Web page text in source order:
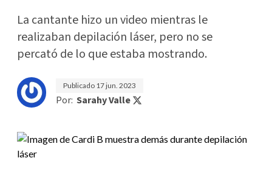
La cantante hizo un video mientras le
realizaban depilación láser, pero no se
percató de lo que estaba mostrando.
Publicado 17 jun. 2023
Por: Sarahy Valle